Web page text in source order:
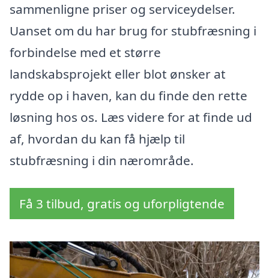
sammenligne priser og serviceydelser.
Uanset om du har brug for stubfræsning i
forbindelse med et større
landskabsprojekt eller blot ønsker at
rydde op i haven, kan du finde den rette
løsning hos os. Læs videre for at finde ud
af, hvordan du kan få hjælp til
stubfræsning i din nærområde.
Få 3 tilbud, gratis og uforpligtende